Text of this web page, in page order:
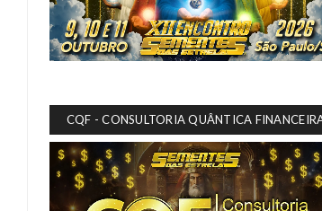
CQF - CONSULTORIA QUÂNTICA